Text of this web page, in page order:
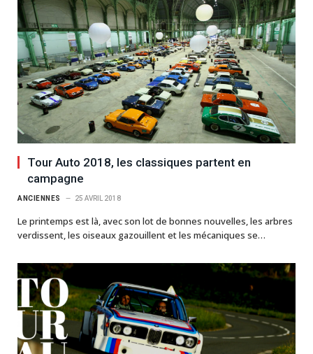
Tour Auto 2018, les classiques partent en
campagne
ANCIENNES 25 AVRIL 2018
Le printemps est là, avec son lot de bonnes nouvelles, les arbres
verdissent, les oiseaux gazouillent et les mécaniques se…